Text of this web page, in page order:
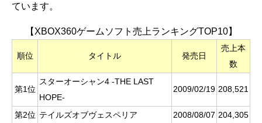
ています。
【XBOX360ゲームソフト売上ランキングTOP10】
順位 タイトル 発売日
売上本
数
第1位
スターオーシャン4 -THE LAST
HOPE-
2009/02/19 208,521
第2位 テイルズオブヴェスペリア 2008/08/07 204,305